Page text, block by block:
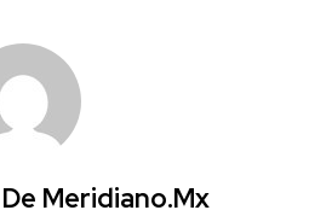
Meridiano.mx